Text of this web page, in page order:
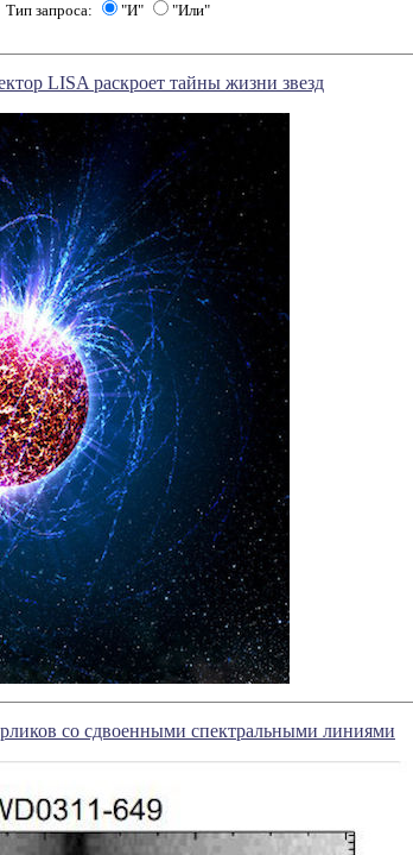
Тип запроса: "И" "Или"
LISA раскроет тайны жизни звезд
со сдвоенными спектральными линиями